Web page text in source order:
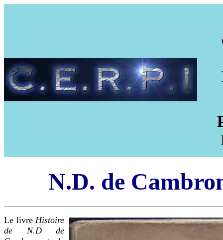
N.D. de
Le livre Histoire
de N.D de